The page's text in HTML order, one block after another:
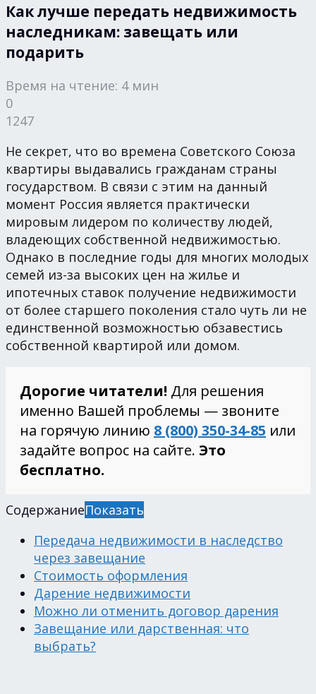
Как лучше передать недвижимость
наследникам: завещать или
подарить
Время на чтение: 4 мин
0
1247
Не секрет, что во времена Советского Союза
квартиры выдавались гражданам страны
государством. В связи с этим на данный
момент Россия является практически
мировым лидером по количеству людей,
владеющих собственной недвижимостью.
Однако в последние годы для многих молодых
семей из-за высоких цен на жилье и
ипотечных ставок получение недвижимости
от более старшего поколения стало чуть ли не
единственной возможностью обзавестись
собственной квартирой или домом.
Дорогие читатели! Для решения
именно Вашей проблемы — звоните
на горячую линию 8 (800) 350-34-85 или
задайте вопрос на сайте. Это
бесплатно.
СодержаниеПоказать
Передача недвижимости в наследство
через завещание
Стоимость оформления
Дарение недвижимости
Можно ли отменить договор дарения
Завещание или дарственная: что
выбрать?